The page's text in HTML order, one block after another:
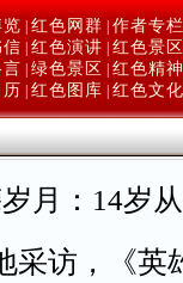
红色网群 作者专栏
红色演讲 红色景区
绿色景区
红色精神
红色图库 红色文化
月：14岁
采访，《英